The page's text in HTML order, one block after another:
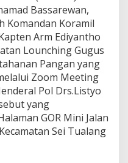
Bassarewan,
Komandan Koramil
Arm Ediyantho
Lounching Gugus
Pangan yang
Zoom Meeting
Pol Drs.Listyo
yang
GOR Mini Jalan
Sei Tualang